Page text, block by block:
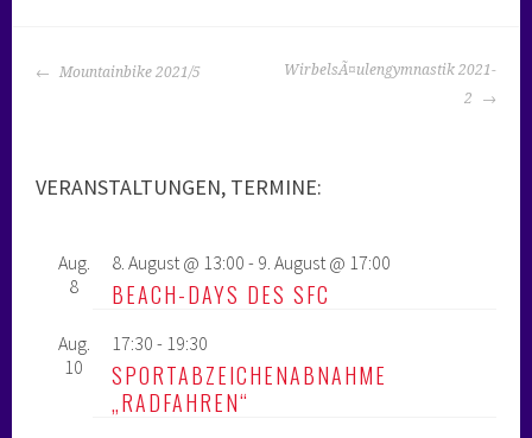
BEITRAGS-
Mountainbike 2021/5
WirbelsÃ¤ulengymnastik 2021-
2
VERANSTALTUNGEN, TERMINE:
Aug.
8
8. August @ 13:00 - 9. August @ 17:00
BEACH-DAYS DES SFC
Aug.
10
17:30 - 19:30
SPORTABZEICHENABNAHME
„RADFAHREN“